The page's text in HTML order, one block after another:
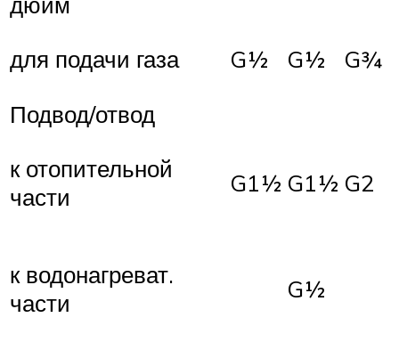
для подачи газа
G½ G½
G¾
Подвод/отвод
к отопительной
части
G1½ G1½ G2
к водонагреват.
части
G½